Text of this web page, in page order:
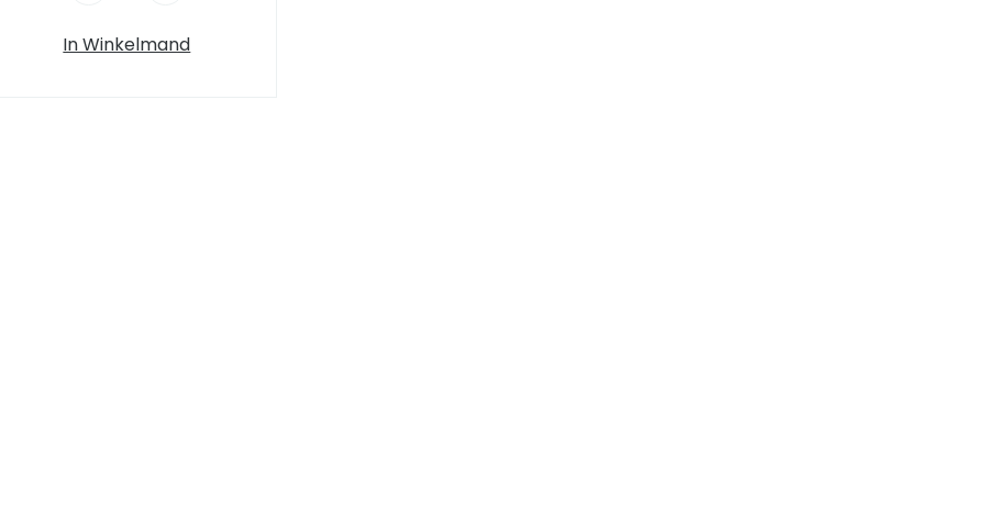
In Winkelmand